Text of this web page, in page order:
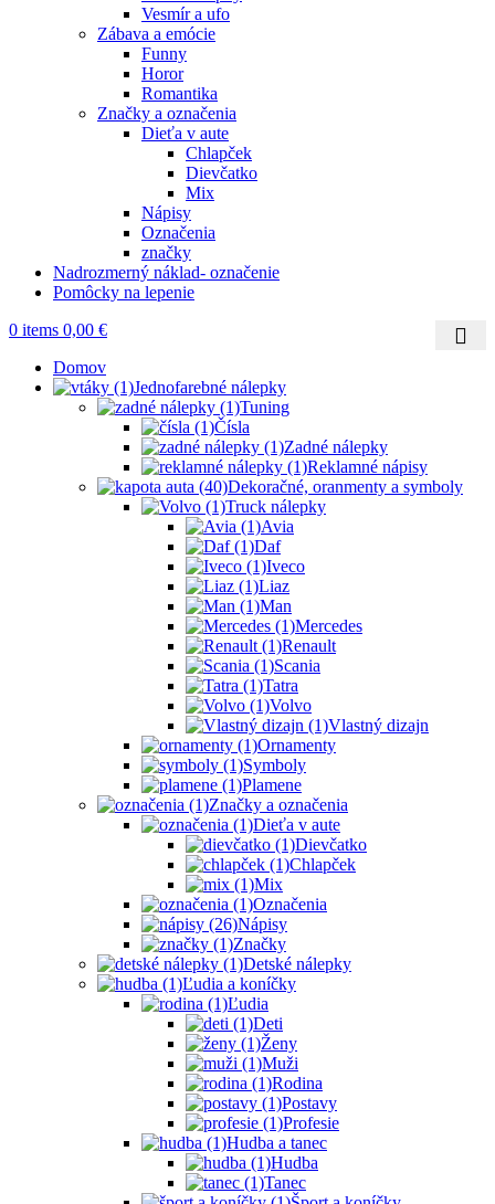
Vesmír a ufo
Zábava a emócie
Funny
Horor
Romantika
Značky a označenia
Dieťa v aute
Chlapček
Dievčatko
Mix
Nápisy
Označenia
značky
Nadrozmerný náklad- označenie
Pomôcky na lepenie
0 items 0,00 €
Domov
Jednofarebné nálepky
Tuning
Čísla
Zadné nálepky
Reklamné nápisy
Dekoračné, oranmenty a symboly
Truck nálepky
Avia
Daf
Iveco
Liaz
Man
Mercedes
Renault
Scania
Tatra
Volvo
Vlastný dizajn
Ornamenty
Symboly
Plamene
Značky a označenia
Dieťa v aute
Dievčatko
Chlapček
Mix
Označenia
Nápisy
Značky
Detské nálepky
Ľudia a koníčky
Ľudia
Deti
Ženy
Muži
Rodina
Postavy
Profesie
Hudba a tanec
Hudba
Tanec